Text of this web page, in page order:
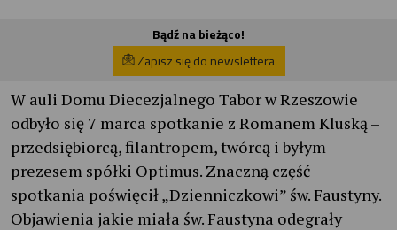
Bądź na bieżąco!
Zapisz się do newslettera
W auli Domu Diecezjalnego Tabor w Rzeszowie
odbyło się 7 marca spotkanie z Romanem Kluską –
przedsiębiorcą, filantropem, twórcą i byłym
prezesem spółki Optimus. Znaczną część
spotkania poświęcił „Dzienniczkowi” św. Faustyny.
Objawienia jakie miała św. Faustyna odegrały